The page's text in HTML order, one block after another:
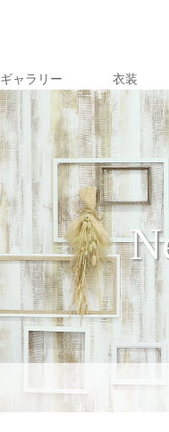
ギャラリー 衣装